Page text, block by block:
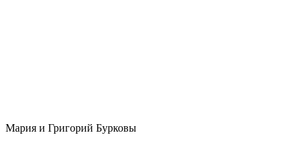
Мария и Григорий Бурковы